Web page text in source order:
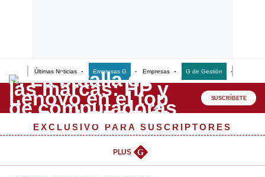
Últimas Noticias Empresas G Empresas G de Gestión
Lo último
Peru Quiosco
Management & Empleo
SUSCRÍBETE
EXCLUSIVO PARA SUSCRIPTORES
PLUS G